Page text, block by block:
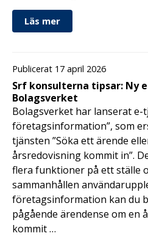
Läs mer
Publicerat 17 april 2026
Srf konsulterna tipsar: Ny
Bolagsverket
Bolagsverket har lanserat e-
företagsinformation”, som
tjänsten ”Söka ett ärende
årsredovisning kommit in”.
flera funktioner på ett ställe
sammanhållen
företagsinformation kan du
pågående ärendense om en
kommit …